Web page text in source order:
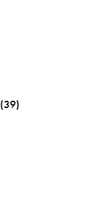
(39)